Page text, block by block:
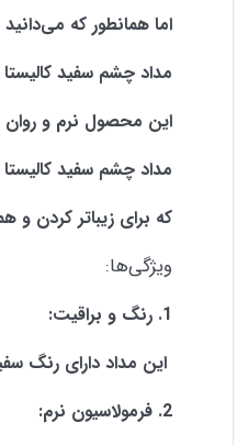
ضد آب
از برند شناخته شده
اما همانطور که
مداد چشم سفید
این محصول نرم و
مداد چشم سفید
که برای زیباتر کردن و
ویژگی‌ها:
1. رنگ و براقیت:
این مداد دارای رنگ
2. فرمولاسیون نرم: